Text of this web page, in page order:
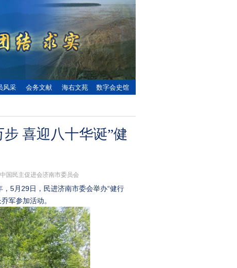
风采 会务文献 海右文苑 数字会史馆
喜迎八十华诞”健
国民主促进会济南市委员会
5月29日，民进济南市委会举办“健行
军参加活动。